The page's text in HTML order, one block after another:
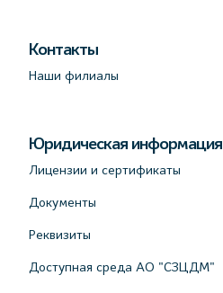
Контакты
Наши филиалы
Юридическая информация
Лицензии и сертификаты
Документы
Реквизиты
Доступная среда АО "СЗЦДМ"